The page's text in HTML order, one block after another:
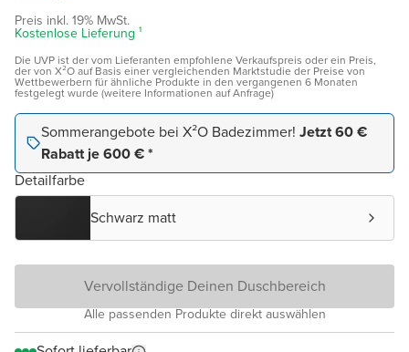
Preis inkl. 19% MwSt.
Kostenlose Lieferung ¹
Die UVP ist der vom Lieferanten empfohlene Verkaufspreis oder ein Preis,
der von X²O auf Basis einer vergleichenden Marktstudie der Preise von
Wettbewerbern für ähnliche Produkte in den vergangenen 6 Monaten
festgelegt wurde (weitere Informationen auf Anfrage)
Sommerangebote bei X²O Badezimmer! Jetzt 60 €
Rabatt je 600 € *
Detailfarbe
Schwarz matt
Vervollständige Deinen Duschbereich
Alle passenden Produkte direkt auswählen